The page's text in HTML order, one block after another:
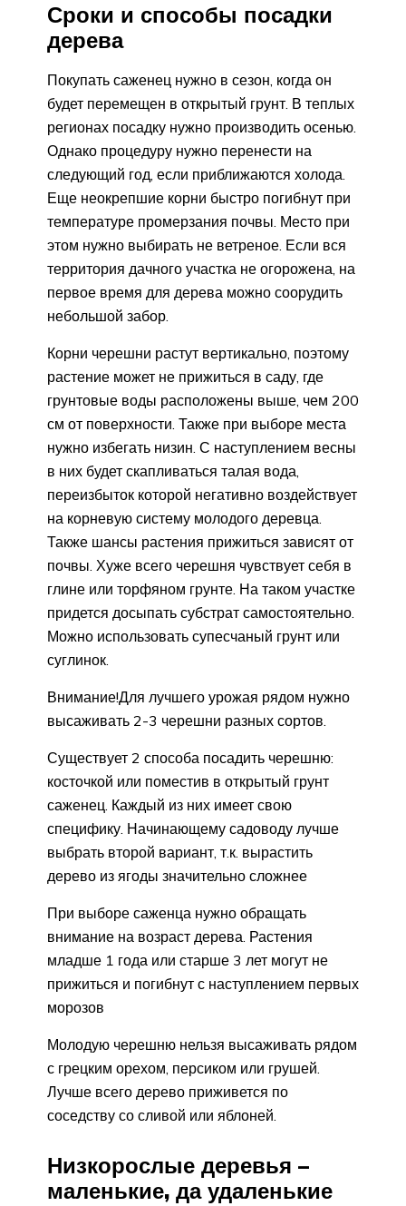
Сроки и способы посадки
дерева
Покупать саженец нужно в сезон, когда он
будет перемещен в открытый грунт. В теплых
регионах посадку нужно производить осенью.
Однако процедуру нужно перенести на
следующий год, если приближаются холода.
Еще неокрепшие корни быстро погибнут при
температуре промерзания почвы. Место при
этом нужно выбирать не ветреное. Если вся
территория дачного участка не огорожена, на
первое время для дерева можно соорудить
небольшой забор.
Корни черешни растут вертикально, поэтому
растение может не прижиться в саду, где
грунтовые воды расположены выше, чем 200
см от поверхности. Также при выборе места
нужно избегать низин. С наступлением весны
в них будет скапливаться талая вода,
переизбыток которой негативно воздействует
на корневую систему молодого деревца.
Также шансы растения прижиться зависят от
почвы. Хуже всего черешня чувствует себя в
глине или торфяном грунте. На таком участке
придется досыпать субстрат самостоятельно.
Можно использовать супесчаный грунт или
суглинок.
Внимание!Для лучшего урожая рядом нужно
высаживать 2-3 черешни разных сортов.
Существует 2 способа посадить черешню:
косточкой или поместив в открытый грунт
саженец. Каждый из них имеет свою
специфику. Начинающему садоводу лучше
выбрать второй вариант, т.к. вырастить
дерево из ягоды значительно сложнее
При выборе саженца нужно обращать
внимание на возраст дерева. Растения
младше 1 года или старше 3 лет могут не
прижиться и погибнут с наступлением первых
морозов
Молодую черешню нельзя высаживать рядом
с грецким орехом, персиком или грушей.
Лучше всего дерево приживется по
соседству со сливой или яблоней.
Низкорослые деревья –
маленькие, да удаленькие